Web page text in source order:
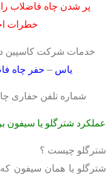
پر شدن چاه فاضلاب
خطرات
خدمات شرکت کاسپین
یاس – حفر چاه
شماره تلفن حفاری چاه در
عملکرد شترگلو یا سیفون
شترگلو چیست ؟
شترگلو يا همان سيفون که